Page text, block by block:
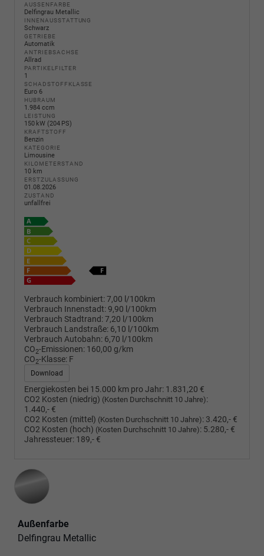
AUSSENFARBE
Delfingrau Metallic
INNENAUSSTATTUNG
Schwarz
GETRIEBE
Automatik
ANTRIEBSACHSE
Allrad
PARTIKELFILTER
1
SCHADSTOFFKLASSE
Euro 6
HUBRAUM
1.984 ccm
LEISTUNG
150 kW (204 PS)
KRAFTSTOFF
Benzin
KATEGORIE
Limousine
KILOMETERSTAND
10 km
ERSTZULASSUNG
01.08.2026
ZUSTAND
unfallfrei
Verbrauch kombiniert:7,00 l/100km
Verbrauch Innenstadt: 9,90 l/100km
Verbrauch Stadtrand:7,20 l/100km
Verbrauch Landstraße: 6,10 l/100km
Verbrauch Autobahn: 6,70 l/100km
CO2-Emissionen: 160,00 g/km
CO2-Klasse: F
Download
Energiekosten bei 15.000 km pro Jahr: 1.831,20 €
CO2 Kosten (niedrig) (Kosten Durchschnitt 10 Jahre):
1.440,- €
CO2 Kosten (mittel) (Kosten Durchschnitt 10 Jahre): 3.420,- €
CO2 Kosten (hoch) (Kosten Durchschnitt 10 Jahre): 5.280,- €
Jahressteuer: 189,- €
Außenfarbe
Delfingrau Metallic